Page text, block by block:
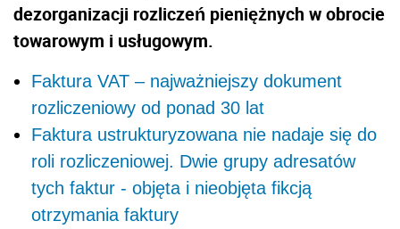
dezorganizacji rozliczeń pieniężnych w obrocie
towarowym i usługowym.
Faktura VAT – najważniejszy dokument
rozliczeniowy od ponad 30 lat
Faktura ustrukturyzowana nie nadaje się do
roli rozliczeniowej. Dwie grupy adresatów
tych faktur - objęta i nieobjęta fikcją
otrzymania faktury